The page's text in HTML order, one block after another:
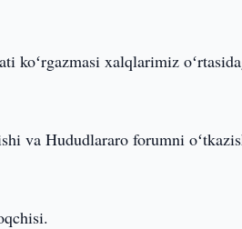
koʻrgazmasi xalqlarimiz
va Hududlararo forumni